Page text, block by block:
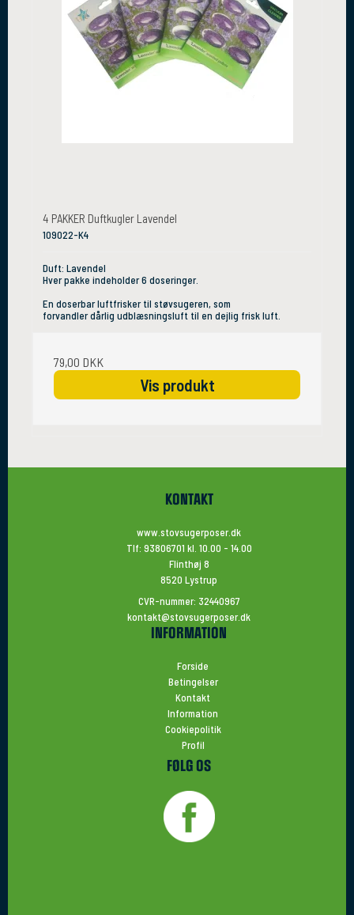
4 PAKKER Duftkugler Lavendel
109022-K4
Duft: Lavendel
Hver pakke indeholder 6 doseringer.
En doserbar luftfrisker til støvsugeren, som
forvandler dårlig udblæsningsluft til en dejlig frisk luft.
79,00 DKK
Vis produkt
KONTAKT
www.stovsugerposer.dk
Tlf: 93806701 kl. 10.00 - 14.00
Flinthøj 8
8520 Lystrup
CVR-nummer: 32440967
kontakt@stovsugerposer.dk
INFORMATION
Forside
Betingelser
Kontakt
Information
Cookiepolitik
Profil
FØLG OS